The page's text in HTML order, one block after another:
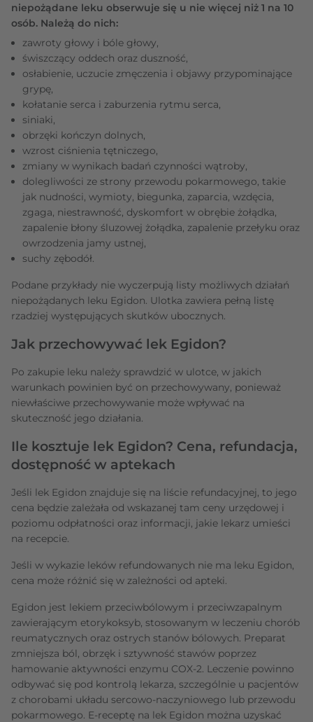
niepożądane leku obserwuje się u nie więcej niż 1 na 10
osób. Należą do nich:
zawroty głowy i bóle głowy,
świszczący oddech oraz duszność,
osłabienie, uczucie zmęczenia i objawy przypominające
grypę,
kołatanie serca i zaburzenia rytmu serca,
siniaki,
obrzęki kończyn dolnych,
wzrost ciśnienia tętniczego,
zmiany w wynikach badań czynności wątroby,
dolegliwości ze strony przewodu pokarmowego, takie
jak nudności, wymioty, biegunka, zaparcia, wzdęcia,
zgaga, niestrawność, dyskomfort w obrębie żołądka,
zapalenie błony śluzowej żołądka, zapalenie przełyku oraz
owrzodzenia jamy ustnej,
suchy zębodół.
Podane przykłady nie wyczerpują listy możliwych działań
niepożądanych leku Egidon. Ulotka zawiera pełną listę
rzadziej występujących skutków ubocznych.
Jak przechowywać lek Egidon?
Po zakupie leku należy sprawdzić w ulotce, w jakich
warunkach powinien być on przechowywany, ponieważ
niewłaściwe przechowywanie może wpływać na
skuteczność jego działania.
Ile kosztuje lek Egidon? Cena, refundacja,
dostępność w aptekach
Jeśli lek Egidon znajduje się na liście refundacyjnej, to jego
cena będzie zależała od wskazanej tam ceny urzędowej i
poziomu odpłatności oraz informacji, jakie lekarz umieści
na recepcie.
Jeśli w wykazie leków refundowanych nie ma leku Egidon,
cena może różnić się w zależności od apteki.
Egidon jest lekiem przeciwbólowym i przeciwzapalnym
zawierającym etorykoksyb, stosowanym w leczeniu chorób
reumatycznych oraz ostrych stanów bólowych. Preparat
zmniejsza ból, obrzęk i sztywność stawów poprzez
hamowanie aktywności enzymu COX-2. Leczenie powinno
odbywać się pod kontrolą lekarza, szczególnie u pacjentów
z chorobami układu sercowo-naczyniowego lub przewodu
pokarmowego. E-receptę na lek Egidon można uzyskać